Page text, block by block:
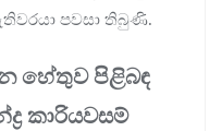
පවසා තිබුණි.
හේතුව පිළිබඳ
කාරියවසම්